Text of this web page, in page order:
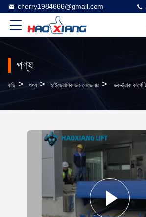
cherry1984666@gmail.com
পণ্য
বাড়ি > পণ্য > হাইড্রোলিক ডক লেভেলার > ডক-ট্রাক কার্গো ট্রানজিশনের জন্য সামঞ্জস্যযোগ্য উচ্চতা-